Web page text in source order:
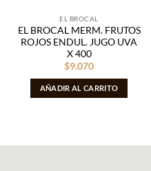
EL BROCAL
EL BROCAL MERM. FRUTOS
ROJOS ENDUL. JUGO UVA
X 400
$9.070
AÑADIR AL CARRITO